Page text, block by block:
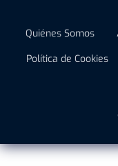
Quiénes Somos
Política de Cookies